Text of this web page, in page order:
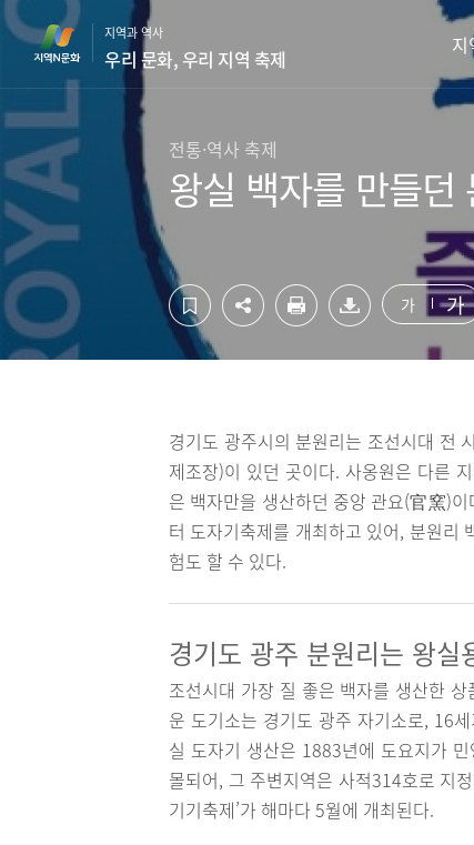
텐
영
역
로
가
기
단
역
바
가
기
지역과 역사
우리 문화, 우리 지역 축제
지
전통·역사 축제
왕실 백자를 만들던
가 가
경기도 광주시의 분원리는 조선시대 전
제조장)이 있던 곳이다. 사옹원은 다른
은 백자만을 생산하던 중앙 관요(官窯)
터 도자기축제를 개최하고 있어, 분원리
험도 할 수 있다.
경기도 광주 분원리는 왕실
조선시대 가장 질 좋은 백자를 생산한
운 도기소는 경기도 광주 자기소로, 16
실 도자기 생산은 1883년에 도요지가
몰되어, 그 주변지역은 사적314호로 지
기기축제’가 해마다 5월에 개최된다.